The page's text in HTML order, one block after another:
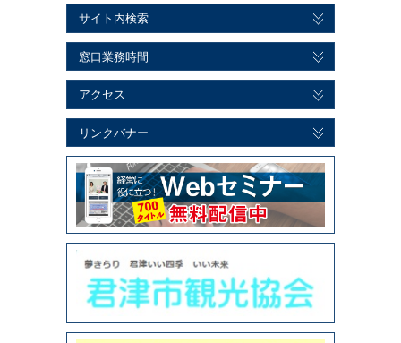
サイト内検索
窓口業務時間
アクセス
リンクバナー